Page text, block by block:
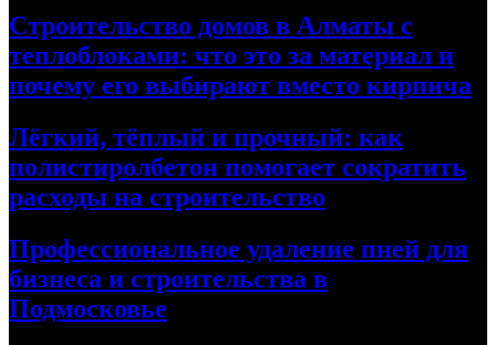
Строительство домов в Алматы с
теплоблоками: что это за материал и
почему его выбирают вместо кирпича
Лёгкий, тёплый и прочный: как
полистиролбетон помогает сократить
расходы на строительство
Профессиональное удаление пней для
бизнеса и строительства в
Подмосковье